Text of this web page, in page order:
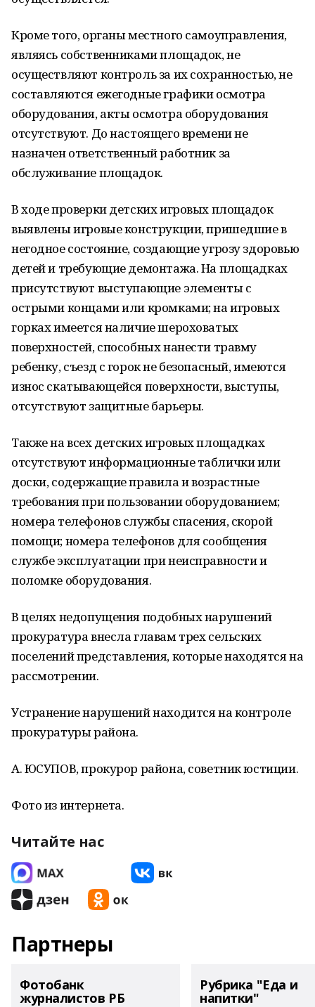
Кроме того, органы местного самоуправления,
являясь собственниками площадок, не
осуществляют контроль за их сохранностью, не
составляются ежегодные графики осмотра
оборудования, акты осмотра оборудования
отсутствуют. До настоящего времени не
назначен ответственный работник за
обслуживание площадок.
В ходе проверки детских игровых площадок
выявлены игровые конструкции, пришедшие в
негодное состояние, создающие угрозу здоровью
детей и требующие демонтажа. На площадках
присутствуют выступающие элементы с
острыми концами или кромками; на игровых
горках имеется наличие шероховатых
поверхностей, способных нанести травму
ребенку, съезд с горок не безопасный, имеются
износ скатывающейся поверхности, выступы,
отсутствуют защитные барьеры.
Также на всех детских игровых площадках
отсутствуют информационные таблички или
доски, содержащие правила и возрастные
требования при пользовании оборудованием;
номера телефонов службы спасения, скорой
помощи; номера телефонов для сообщения
службе эксплуатации при неисправности и
поломке оборудования.
В целях недопущения подобных нарушений
прокуратура внесла главам трех сельских
поселений представления, которые находятся на
рассмотрении.
Устранение нарушений находится на контроле
прокуратуры района.
А. ЮСУПОВ, прокурор района, советник юстиции.
Фото из интернета.
Читайте нас
Партнеры
Фотобанк
журналистов РБ
Рубрика "Еда и
напитки"